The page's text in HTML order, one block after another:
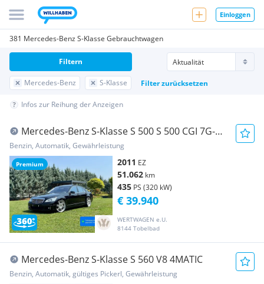
Einloggen
381 Mercedes-Benz S-Klasse Gebrauchtwagen
Mercedes-Benz S-Klasse Filter zurücksetzen
Filtern
Infos zur Reihung der Anzeigen
Premium
Mercedes-Benz S-Klasse S 500 S 500 CGI 7G-
TRONIC BRABUS | *NEUWERTIG*W...
Benzin, Automatik, Gewährleistung
2011 EZ
51.062 km
435 PS (320 kW)
WERTWAGEN e.U.
8144 Tobelbad
€ 39.940
Mercedes-Benz S-Klasse S 560 V8 4MATIC
Benzin, Automatik, gültiges Pickerl, Gewährleistung